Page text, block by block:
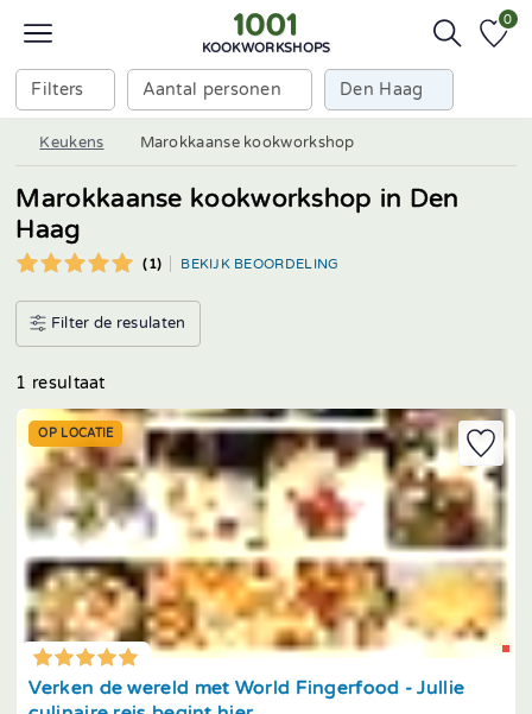
KOOKWORKSHOPS
Filters Aantal personen Den Haag
0
Keukens Marokkaanse kookworkshop
Marokkaanse kookworkshop in Den
Haag
(1) BEKIJK BEOORDELING
Filter de resulaten
1 resultaat
Tonen
OP LOCATIE
Verken de wereld met World Fingerfood - Jullie